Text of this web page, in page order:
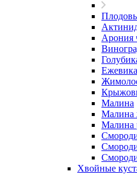
Арония
Ежевика
Малина
Малина
Малина
Хвойные